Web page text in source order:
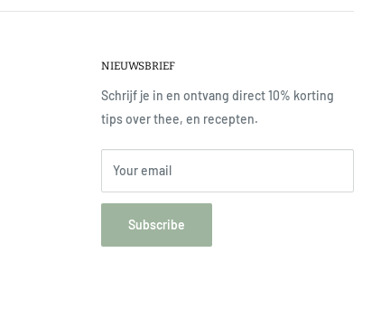
NIEUWSBRIEF
Schrijf je in en ontvang direct 10% korting
tips over thee, en recepten.
Your email
Subscribe